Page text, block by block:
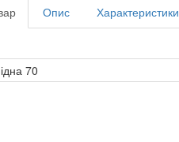
Опис Характеристики